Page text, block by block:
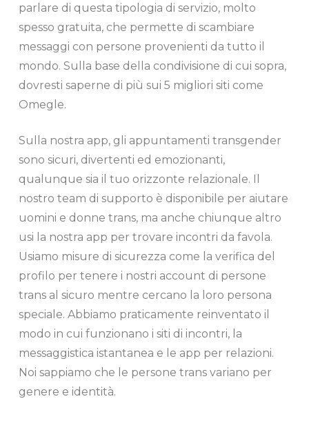
parlare di questa tipologia di servizio, molto
spesso gratuita, che permette di scambiare
messaggi con persone provenienti da tutto il
mondo. Sulla base della condivisione di cui sopra,
dovresti saperne di più sui 5 migliori siti come
Omegle.
Sulla nostra app, gli appuntamenti transgender
sono sicuri, divertenti ed emozionanti,
qualunque sia il tuo orizzonte relazionale. Il
nostro team di supporto è disponibile per aiutare
uomini e donne trans, ma anche chiunque altro
usi la nostra app per trovare incontri da favola.
Usiamo misure di sicurezza come la verifica del
profilo per tenere i nostri account di persone
trans al sicuro mentre cercano la loro persona
speciale. Abbiamo praticamente reinventato il
modo in cui funzionano i siti di incontri, la
messaggistica istantanea e le app per relazioni.
Noi sappiamo che le persone trans variano per
genere e identità.